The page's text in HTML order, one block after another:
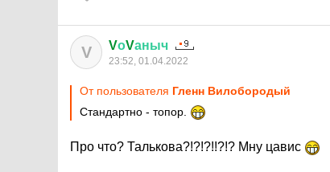
V VоVаныч
23:52, 01.04.2022
От пользователя Гленн Вилобородый
Стандартно - топор.
Про что? Талькова?!?!?!!?!? Мну цавис